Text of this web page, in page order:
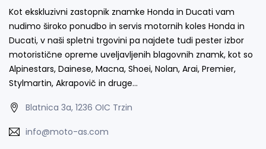
Kot ekskluzivni zastopnik znamke Honda in Ducati vam
nudimo široko ponudbo in servis motornih koles Honda in
Ducati, v naši spletni trgovini pa najdete tudi pester izbor
motoristične opreme uveljavljenih blagovnih znamk, kot so
Alpinestars, Dainese, Macna, Shoei, Nolan, Arai, Premier,
Stylmartin, Akrapovič in druge…
Blatnica 3a, 1236 OIC Trzin
info@moto-as.com